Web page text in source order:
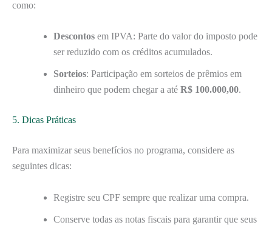
como:
Descontos em IPVA: Parte do valor do imposto pode
ser reduzido com os créditos acumulados.
Sorteios: Participação em sorteios de prêmios em
dinheiro que podem chegar a até R$ 100.000,00.
5. Dicas Práticas
Para maximizar seus benefícios no programa, considere as
seguintes dicas:
Registre seu CPF sempre que realizar uma compra.
Conserve todas as notas fiscais para garantir que seus